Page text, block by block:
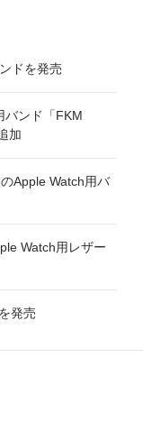
ドを発売
バンド「FKM
加
Apple Watch用バ
Watch用レザー
発売